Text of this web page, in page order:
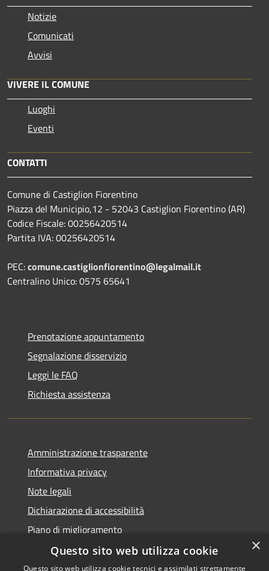
Notizie
Comunicati
Avvisi
VIVERE IL COMUNE
Luoghi
Eventi
CONTATTI
Comune di Castiglion Fiorentino
Piazza del Municipio,12 - 52043 Castiglion Fiorentino (AR)
Codice Fiscale: 00256420514
Partita IVA: 00256420514
PEC:comune.castiglionfiorentino@legalmail.it
Centralino Unico: 0575 65641
Prenotazione appuntamento
Segnalazione disservizio
Leggi le FAQ
Richiesta assistenza
Amministrazione trasparente
Informativa privacy
Note legali
Dichiarazione di accessibilità
Piano di miglioramento
×
Questo sito web utilizza cookie
Questo sito web utilizza cookie tecnici e assimilati strettamente